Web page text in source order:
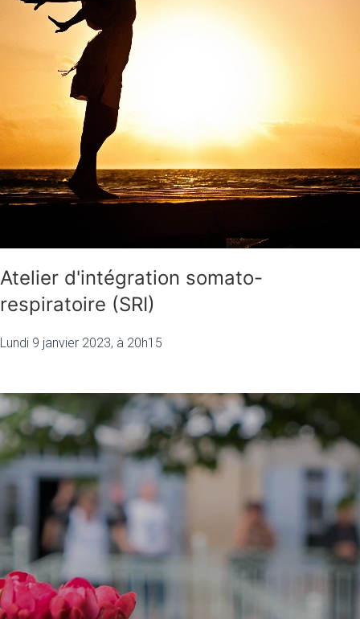
Atelier d'intégration somato-
respiratoire (SRI)
Lundi 9 janvier 2023, à 20h15